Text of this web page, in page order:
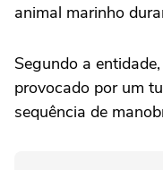
animal marinho
Segundo a
provocado por um
sequência de